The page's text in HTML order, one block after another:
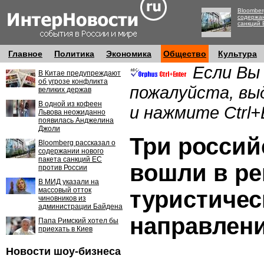
санкций
Главное Политика Экономика Общество Культура
В Китае предупреждают
об угрозе конфликта
великих держав
В одной из кофеен
Львова неожиданно
появилась Анджелина
Джоли
Bloomberg рассказал о
содержании нового
пакета санкций ЕС
против России
В МИД указали на
массовый отток
чиновников из
администрации Байдена
Папа Римский хотел бы
приехать в Киев
Новости шоу-бизнеса
Если Вы
пожалуйста,
и нажмите
Три
вошли в